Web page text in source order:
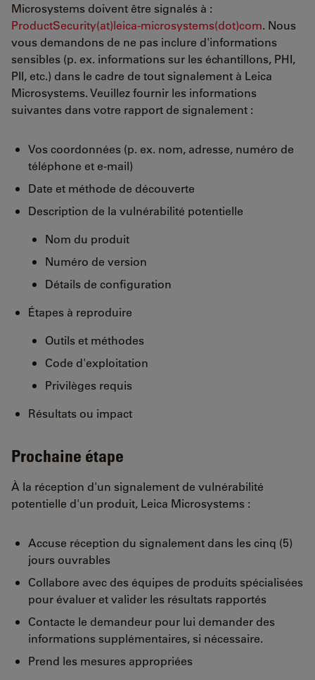
Microsystems doivent être signalés à :
ProductSecurity(at)leica-microsystems(dot)com. Nous
vous demandons de ne pas inclure d'informations
sensibles (p. ex. informations sur les échantillons, PHI,
PII, etc.) dans le cadre de tout signalement à Leica
Microsystems. Veuillez fournir les informations
suivantes dans votre rapport de signalement :
Vos coordonnées (p. ex. nom, adresse, numéro de
téléphone et e-mail)
Date et méthode de découverte
Description de la vulnérabilité potentielle
Nom du produit
Numéro de version
Détails de configuration
Étapes à reproduire
Outils et méthodes
Code d'exploitation
Privilèges requis
Résultats ou impact
Prochaine étape
À la réception d'un signalement de vulnérabilité
potentielle d'un produit, Leica Microsystems :
Accuse réception du signalement dans les cinq (5)
jours ouvrables
Collabore avec des équipes de produits spécialisées
pour évaluer et valider les résultats rapportés
Contacte le demandeur pour lui demander des
informations supplémentaires, si nécessaire.
Prend les mesures appropriées